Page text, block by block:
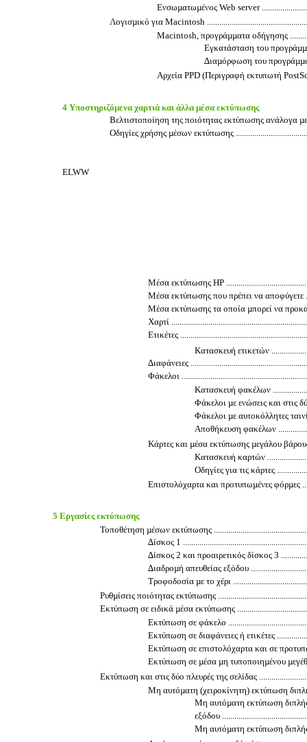
Ενσωµατωµένος Web server
Λογισµικό για Macintosh
Macintosh, προγράµµατα οδήγησης
Εγκατάσταση του
∆ιαµόρφωση του
Αρχεία PPD (Περιγραφή εκτυπωτή
4 Υποστηριζόµενα χαρτιά και άλλα µέσα εκτύπωσης
Βελτιστοποίηση της ποιότητας εκτύπωσης ανάλογα
Οδηγίες χρήσης µέσων εκτύπωσης
ELWW
Μέσα εκτύπωσης HP
Μέσα εκτύπωσης που πρέπει να αποφύγετε
Μέσα εκτύπωσης τα οποία µπορεί να
Χαρτί
Ετικέτες
Κατασκευή ετικετών
∆ιαφάνειες
Φάκελοι
Κατασκευή φακέλων
Φάκελοι µε ενώσεις και στις
Φάκελοι µε αυτοκόλλητες
Αποθήκευση φακέλων
Κάρτες και µέσα εκτύπωσης µεγάλου
Κατασκευή καρτών
Οδηγίες για τις κάρτες
Επιστολόχαρτα και προτυπωµένες φόρµες
5 Εργασίες εκτύπωσης
Τοποθέτηση µέσων εκτύπωσης
∆ίσκος 1
∆ίσκος 2 και προαιρετικός δίσκος 3
∆ιαδροµή απευθείας εξόδου
Τροφοδοσία µε το χέρι
Ρυθµίσεις ποιότητας εκτύπωσης
Εκτύπωση σε ειδικά µέσα εκτύπωσης
Εκτύπωση σε φάκελο
Εκτύπωση σε διαφάνειες ή ετικέτες
Εκτύπωση σε επιστολόχαρτα και σε
Εκτύπωση σε µέσα µη τυποποιηµένου
Εκτύπωση και στις δύο πλευρές της σελίδας
Μη αυτόµατη (χειροκίνητη) εκτύπωση
Μη αυτόµατη εκτύπωση
εξόδου
Μη αυτόµατη εκτύπωση